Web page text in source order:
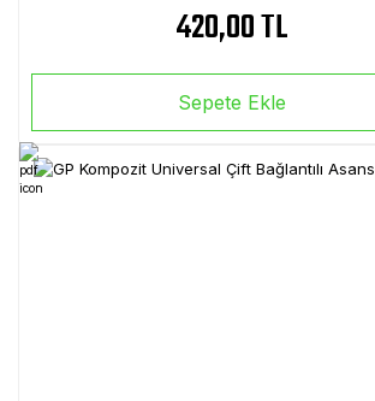
420,00 TL
Sepete Ekle